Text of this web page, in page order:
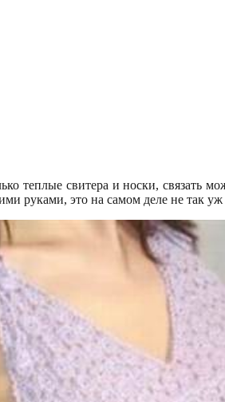
теплые свитера и носки,
руками, это на самом деле не так